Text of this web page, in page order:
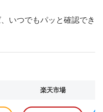
いつでもパッと確認でき
楽天市場